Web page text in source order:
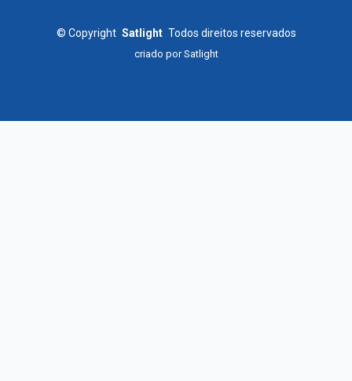
© Copyright Satlight Todos direitos reservados
criado porSatlight